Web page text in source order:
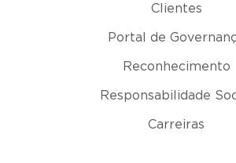
Clientes
Portal de
Reconhecimento
Responsabilidade
Carreiras